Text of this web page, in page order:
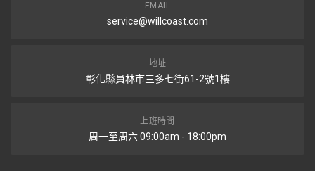
EMAIL
service@willcoast.com
地址
彰化縣員林市三多七街61-2號1樓
上班時間
周一至周六 09:00am - 18:00pm